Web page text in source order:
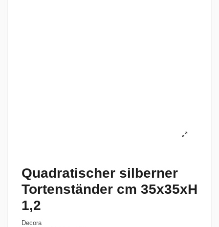
Quadratischer silberner
Tortenständer cm 35x35xH
1,2
Decora